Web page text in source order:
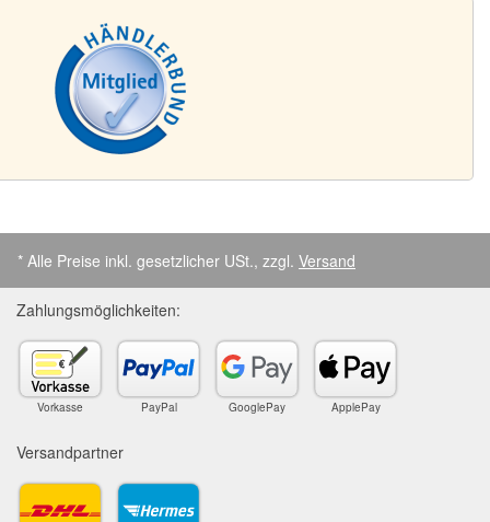
* Alle Preise inkl. gesetzlicher USt., zzgl. Versand
Zahlungsmöglichkeiten:
Vorkasse PayPal GooglePay ApplePay
Versandpartner